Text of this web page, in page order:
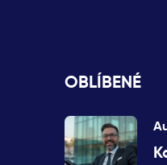
OBLÍBENÉ